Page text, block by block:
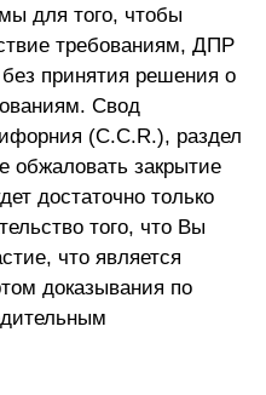
для того, чтобы
требованиям, ДПР
принятия решения о
Свод
(C.C.R.), раздел
закрытие
достаточно только
того, что Вы
что является
доказывания по